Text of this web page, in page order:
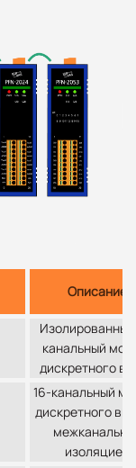
Описание
канальный
дискретного
16-канальный
дискретного
изоляцией